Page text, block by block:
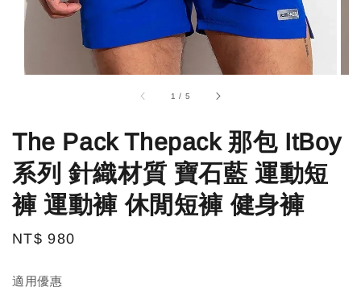
1 / 5
The Pack Thepack 那包 ItBoy
系列 針織材質 寶石藍 運動短
褲 運動褲 休閒短褲 健身褲
Regular
NT$ 980
適用優惠